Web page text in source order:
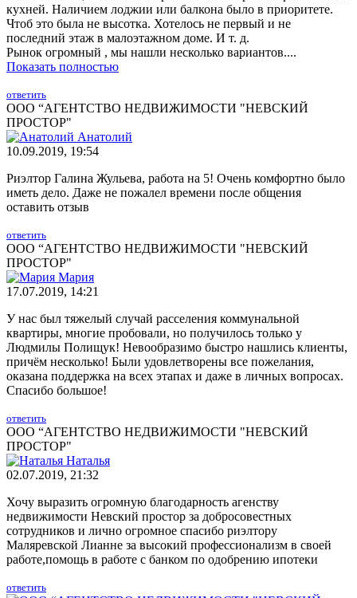
кухней. Наличием лоджии или балкона было в приоритете.
Чтоб это была не высотка. Хотелось не первый и не
последний этаж в малоэтажном доме. И т. д.
Рынок огромный , мы нашли несколько вариантов....
Показать полностью
ответить
ООО “АГЕНТСТВО НЕДВИЖИМОСТИ "НЕВСКИЙ
ПРОСТОР"
Анатолий
10.09.2019, 19:54
Риэлтор Галина Жульева, работа на 5! Очень комфортно было
иметь дело. Даже не пожалел времени после общения
оставить отзыв
ответить
ООО “АГЕНТСТВО НЕДВИЖИМОСТИ "НЕВСКИЙ
ПРОСТОР"
Мария
17.07.2019, 14:21
У нас был тяжелый случай расселения коммунальной
квартиры, многие пробовали, но получилось только у
Людмилы Полищук! Невообразимо быстро нашлись клиенты,
причём несколько! Были удовлетворены все пожелания,
оказана поддержка на всех этапах и даже в личных вопросах.
Спасибо большое!
ответить
ООО “АГЕНТСТВО НЕДВИЖИМОСТИ "НЕВСКИЙ
ПРОСТОР"
Наталья
02.07.2019, 21:32
Хочу выразить огромную благодарность агенству
недвижимости Невский простор за добросовестных
сотрудников и лично огромное спасибо риэлтору
Маляревской Лианне за высокий профессионализм в своей
работе,помощь в работе с банком по одобрению ипотеки
ответить